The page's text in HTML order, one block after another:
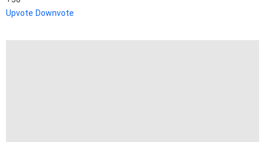
Upvote Downvote